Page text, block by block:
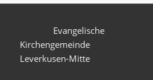
Evangelische
Kirchengemeinde
Leverkusen-Mitte